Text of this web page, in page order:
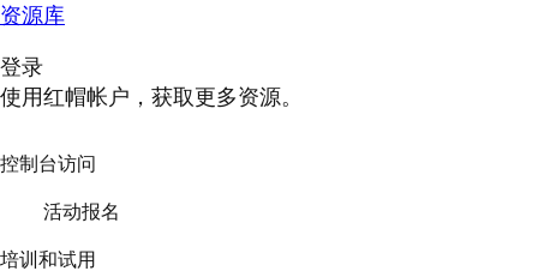
资源库
登录
使用红帽帐户，获取更多资源。
控制台访问
活动报名
培训和试用